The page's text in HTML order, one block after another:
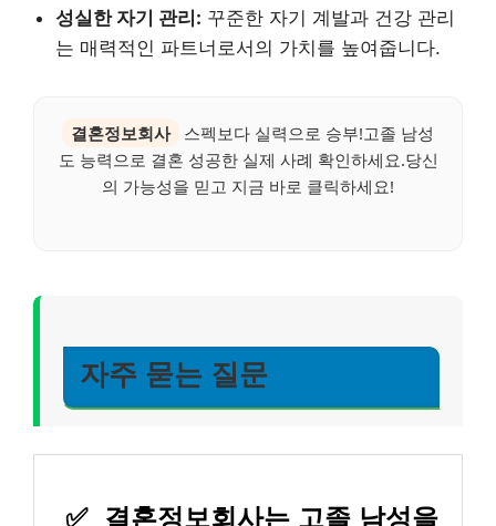
성실한 자기 관리: 꾸준한 자기 계발과 건강 관리
는 매력적인 파트너로서의 가치를 높여줍니다.
결혼정보회사
스펙보다 실력으로 승부!고졸 남성
도 능력으로 결혼 성공한 실제 사례 확인하세요.당신
의 가능성을 믿고 지금 바로 클릭하세요!
자주 묻는 질문
✅
결혼정보회사는 고졸 남성을